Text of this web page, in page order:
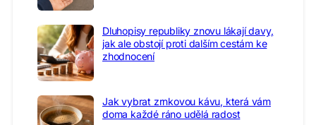
Dluhopisy republiky znovu lákají davy,
jak ale obstojí proti dalším cestám ke
zhodnocení
Jak vybrat zrnkovou kávu, která vám
doma každé ráno udělá radost